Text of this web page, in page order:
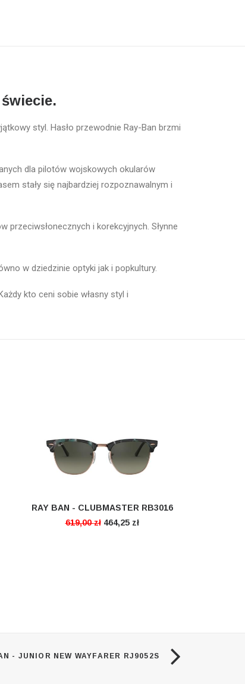
styl. Hasło przewodnie Ray-Ban brzmi
dla pilotów wojskowych okularów
stały się najbardziej rozpoznawalnym i
przeciwsłonecznych i korekcyjnych. Słynne
w dziedzinie optyki jak i popkultury.
kto ceni sobie własny styl i
RAY BAN - CLUBMASTER RB3016
619,00zł 464,25 zł
- JUNIOR NEW WAYFARER RJ9052S